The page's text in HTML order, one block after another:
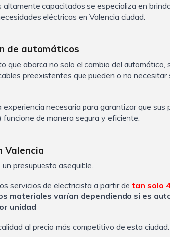
capacitados se especializa en
eléctricas en Valencia ciudad.
de automáticos
que abarca no solo el cambio del automático,
preexistentes que pueden o no necesitar
necesaria para garantizar que sus
funcione de manera segura y eficiente.
Valencia
presupuesto asequible.
servicios de electricista a partir detan solo 4
materiales varían dependiendo si es
unidad
al precio más competitivo de esta ciudad.